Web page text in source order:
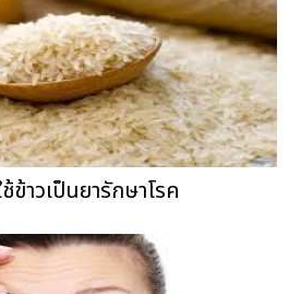
ข้าวเป็นยารักษาโรค